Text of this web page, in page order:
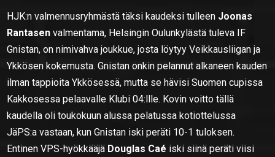
HJK:n valmennusryhmästä täksi kaudeksi tulleen Joonas
Rantasen valmentama, Helsingin Oulunkylästä tuleva IF
Gnistan, on nimivahva joukkue, josta löytyy Veikkausliigan ja
Ykkösen kokemusta. Gnistan onkin pelannut alkaneen kauden
ilman tappioita Ykkösessä, mutta se hävisi Suomen cupissa
Kakkosessa pelaavalle Klubi 04:llle. Kovin voitto tällä
kaudella oli toukokuun alussa pelatussa kotiottelussa
JäPS:a vastaan, kun Gnistan iski peräti 10-1 tuloksen.
Entinen VPS-hyökkääjä Douglas Caé iski siinä peräti viisi